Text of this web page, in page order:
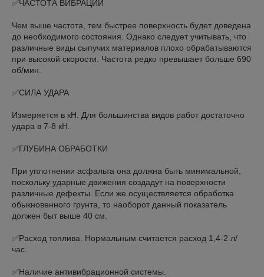
✅ЧАСТОТА ВИБРАЦИИ ⠀
Чем выше частота, тем быстрее поверхность будет доведена
до необходимого состояния. Однако следует учитывать, что
различные виды сыпучих материалов плохо обрабатываются
при высокой скорости. Частота редко превышает больше 690
об/мин.⠀
✅СИЛА УДАРА⠀
Измеряется в кН. Для большинства видов работ достаточно
удара в 7-8 кН.⠀
✅ГЛУБИНА ОБРАБОТКИ⠀
При уплотнении асфальта она должна быть минимальной,
поскольку ударные движения создадут на поверхности
различные дефекты. Если же осуществляется обработка
обыкновенного грунта, то наоборот данный показатель
должен быт выше 40 см.⠀
✅Расход топлива. Нормальным считается расход 1,4-2 л/
час.⠀
✅Наличие антивибрационной системы.⠀